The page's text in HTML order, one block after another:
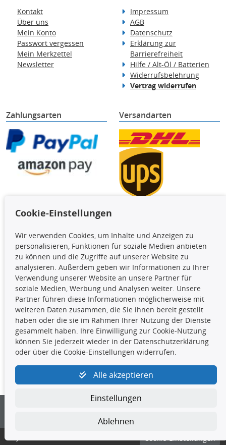
Kontakt
Über uns
Mein Konto
Passwort vergessen
Mein Merkzettel
Newsletter
Impressum
AGB
Datenschutz
Erklärung zur
Barrierefreiheit
Hilfe / Alt-Öl / Batterien
Widerrufsbelehrung
Vertrag widerrufen
Zahlungsarten Versandarten
Die hier angezeigten Daten,
insbesondere die gesamte Datenbank,
dürfen nicht kopiert werden. Es ist zu
unterlassen, die Daten oder die gesamte Datenbank ohne
vorherige Zustimmung TecDocs zu vervielfältigen, zu
verbreiten und/oder diese Handlungen durch Dritte ausführen
zu lassen. Ein Zuwiderhandeln stellt eine
Urheberrechtsverletzung dar und wird verfolgt.
Kontakt
4yourcar GmbH | Avidesweg 1 | 27386 Hemsbünde |
kundenservice@4yourcar.de
Cookie-Einstellungen
Cookie-Einstellungen
Wir verwenden Cookies, um Inhalte und Anzeigen zu
personalisieren, Funktionen für soziale Medien anbieten
zu können und die Zugriffe auf unserer Website zu
analysieren. Außerdem geben wir Informationen zu Ihrer
Verwendung unserer Website an unsere Partner für
soziale Medien, Werbung und Analysen weiter. Unsere
Partner führen diese Informationen möglicherweise mit
weiteren Daten zusammen, die Sie ihnen bereit gestellt
haben oder die sie im Rahmen Ihrer Nutzung der Dienste
gesammelt haben. Ihre Einwilligung zur Cookie-Nutzung
können Sie jederzeit wieder in der Datenschutzerklärung
oder über die Cookie-Einstellungen widerrufen.
Alle akzeptieren
Einstellungen
Ablehnen